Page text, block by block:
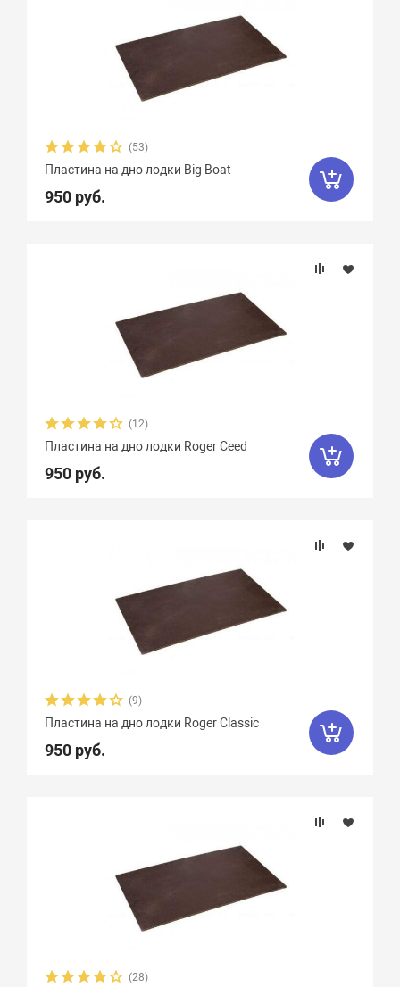
(53)
Пластина на дно лодки Big Boat
950 руб.
(12)
Пластина на дно лодки Roger Ceed
950 руб.
(9)
Пластина на дно лодки Roger Classic
950 руб.
(28)